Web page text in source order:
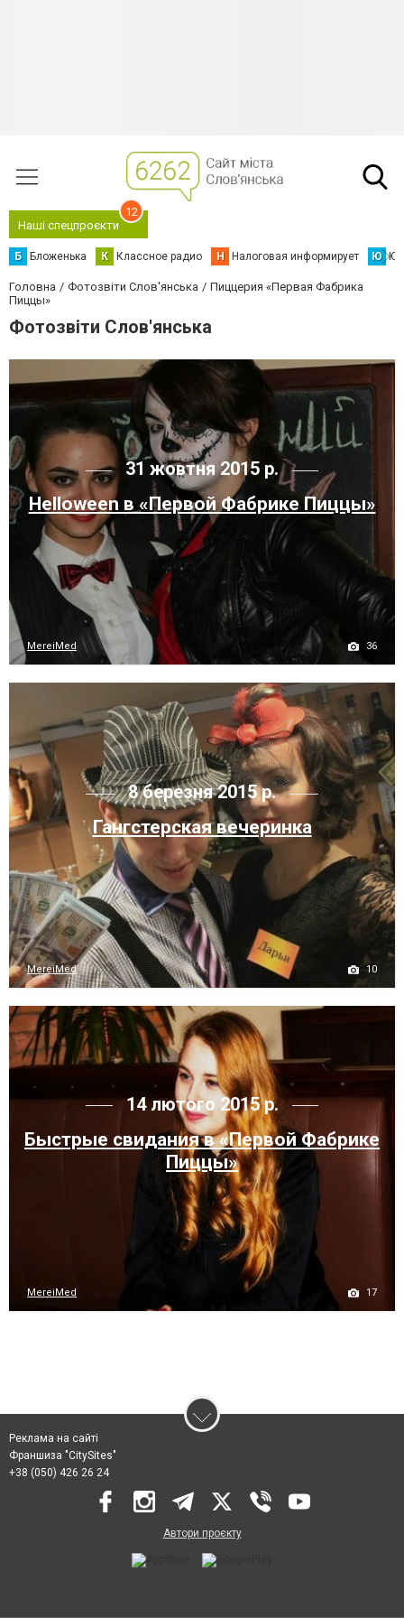
Наші спецпроєкти
12
Б Бложенька К Классное радио Н Налоговая информирует Ю
Головна Фотозвіти Слов'янська
Пиццерия «Первая Фабрика
Пиццы»
Фотозвіти Слов'янська
31 жовтня 2015 р.
Helloween в «Первой Фабрике Пиццы»
MereiMed 36
8 березня 2015 р.
Гангстерская вечеринка
MereiMed 10
14 лютого 2015 р.
Быстрые свидания в «Первой Фабрике
Пиццы»
MereiMed 17
Реклама на сайті
Франшиза "CitySites"
+38 (050) 426 26 24
Автори проєкту